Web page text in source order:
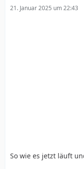
21. Januar 2025 um 22:43
So wie es jetzt läuft